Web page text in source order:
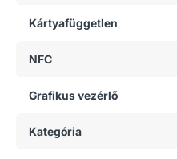
Kártyafüggetlen
NFC
Grafikus vezérlő
Kategória